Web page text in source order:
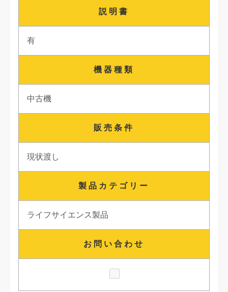
説明書
有
機器種類
中古機
販売条件
現状渡し
製品カテゴリー
ライフサイエンス製品
お問い合わせ